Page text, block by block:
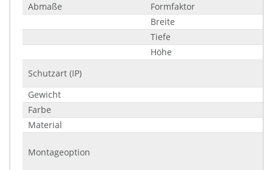
Abmaße
Formfaktor
Breite
Tiefe
Höhe
Schutzart (IP)
Gewicht
Farbe
Material
Montageoption